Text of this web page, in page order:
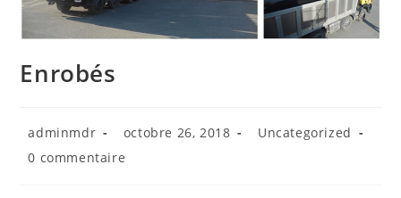
Enrobés
adminmdr octobre 26, 2018
Uncategorized
0 commentaire